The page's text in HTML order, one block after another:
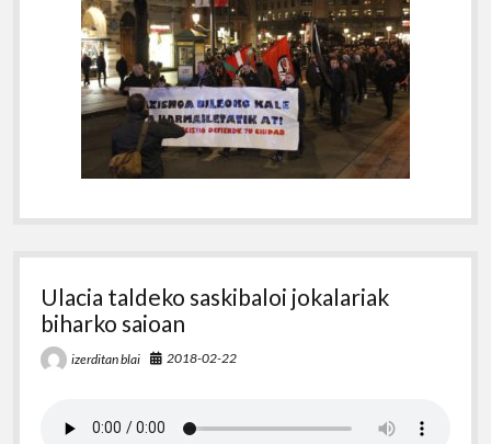
Ulacia taldeko saskibaloi jokalariak
biharko saioan
izerditan blai 2018-02-22